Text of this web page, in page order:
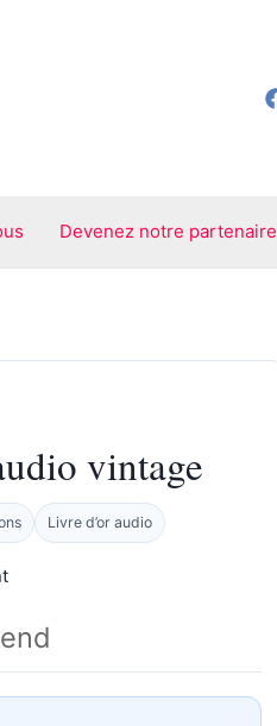
Devenez notre partenaire
vintage
Livre d’or audio